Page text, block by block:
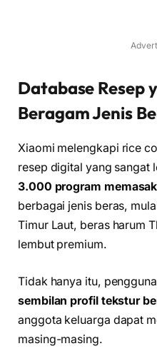
Database Resep
Beragam Jenis
Xiaomi melengkapi rice
resep digital yang sangat
3.000 program memasak
berbagai jenis beras,
Timur Laut, beras harum
lembut premium.
Tidak hanya itu,
sembilan profil tekstur
anggota keluarga dapat
masing-masing.